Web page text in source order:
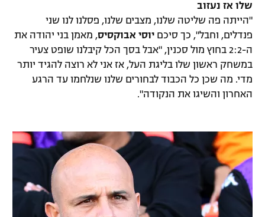
שלו אז נעזוב
"הייתה פה שליטה שלנו, מצבים שלנו, פסלנו לנו שני
פנדלים, וחבל", כך סיכם יוסי אבוקסיס, מאמן בני יהודה את
ה-2:2 בחוץ מול סכנין, "אבל בסך הכל קיבלנו שופט צעיר
במשחק ראשון שלו בליגת העל, אז אני לא רוצה להגיד יותר
מדי. מה שכן כל הכבוד לבחורים שלנו שנלחמו עד הרגע
האחרון והשיגו את הנקודה".